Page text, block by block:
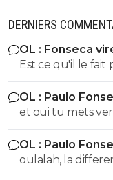
DERNIERS
OL : Fonseca
Est ce qu'il le fait
Même si on
fait terminé, si on
catastrophe.
OL : Paulo
et oui tu mets
sont plus sur le
OL : Paulo
oulalah, la
été vérifier.